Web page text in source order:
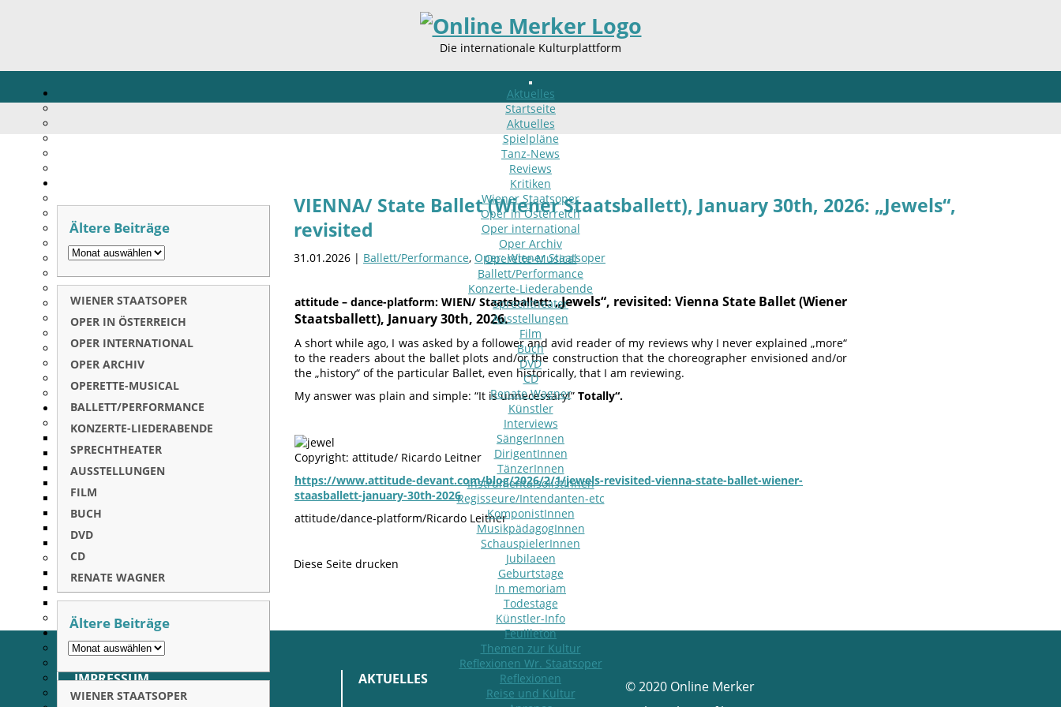
Die internationale Kulturplattform
Aktuelles
Startseite
Aktuelles
Spielpläne
Tanz-News
Reviews
Kritiken
Wiener Staatsoper
Oper in Österreich
Oper international
Oper Archiv
Operette-Musical
Ballett/Performance
Konzerte-Liederabende
Sprechtheater
Ausstellungen
Film
Buch
DVD
CD
Renate Wagner
Künstler
Interviews
SängerInnen
DirigentInnen
TänzerInnen
InstrumentalsolistInnen
Regisseure/Intendanten-etc
KomponistInnen
MusikpädagogInnen
SchauspielerInnen
Jubilaeen
Geburtstage
In memoriam
Todestage
Künstler-Info
Feuilleton
Themen zur Kultur
Reflexionen Wr. Staatsoper
Reflexionen
Reise und Kultur
VIENNA/ State Ballet (Wiener Staatsballett), January 30th, 2026: „Jewels“,
revisited
31.01.2026 | Ballett/Performance, Oper: Wiener Staatsoper
attitude – dance-platform: WIEN/ Staatsballett:„Jewels“, revisited: Vienna State Ballet (Wiener
Staatsballett), January 30th, 2026.
A short while ago, I was asked by a follower and avid reader of my reviews why I never explained „more“
to the readers about the ballet plots and/or the construction that the choreographer envisioned and/or
the „history“ of the particular Ballet, even historically, that I am reviewing.
My answer was plain and simple: “It is unnecessary!” Totally“.
Copyright: attitude/ Ricardo Leitner
https://www.attitude-devant.com/blog/2026/2/1/jewels-revisited-vienna-state-ballet-wiener-
staasballett-january-30th-2026
attitude/dance-platform/Ricardo Leitner
Diese Seite drucken
Ältere Beiträge
WIENER STAATSOPER
OPER IN ÖSTERREICH
OPER INTERNATIONAL
OPER ARCHIV
OPERETTE-MUSICAL
BALLETT/PERFORMANCE
KONZERTE-LIEDERABENDE
SPRECHTHEATER
AUSSTELLUNGEN
FILM
BUCH
DVD
CD
RENATE WAGNER
Ältere Beiträge
WIENER STAATSOPER
IMPRESSUM
AKTUELLES
© 2020 Online Merker